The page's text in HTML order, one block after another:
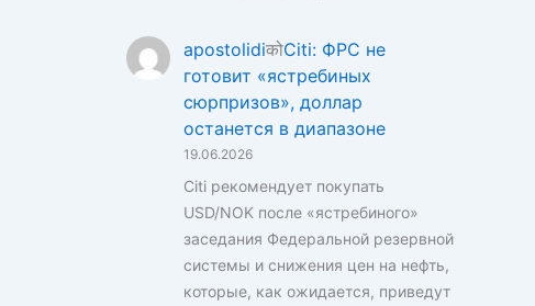
apostolidiकोCiti: ФРС не
готовит «ястребиных
сюрпризов», доллар
останется в диапазоне
19.06.2026
Citi рекомендует покупать
USD/NOK после «ястребиного»
заседания Федеральной резервной
системы и снижения цен на нефть,
которые, как ожидается, приведут